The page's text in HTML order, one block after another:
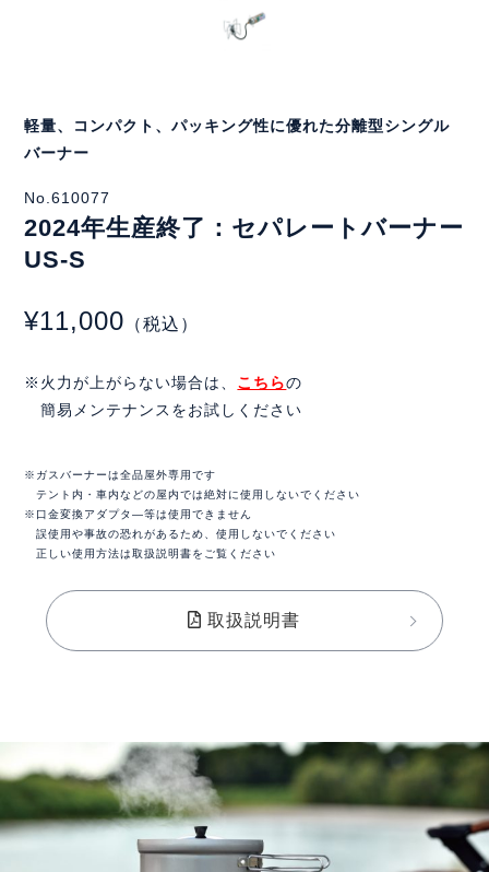
軽量、コンパクト、パッキング性に優れた分離型シングル
バーナー
No.610077
2024年生産終了：セパレートバーナー
US-S
¥11,000 （税込）
※火力が上がらない場合は、 こちらの
簡易メンテナンスをお試しください
※ガスバーナーは全品屋外専用です
テント内・車内などの屋内では絶対に使用しないでください
※口金変換アダプタ―等は使用できません
誤使用や事故の恐れがあるため、使用しないでください
正しい使用方法は取扱説明書をご覧ください
取扱説明書